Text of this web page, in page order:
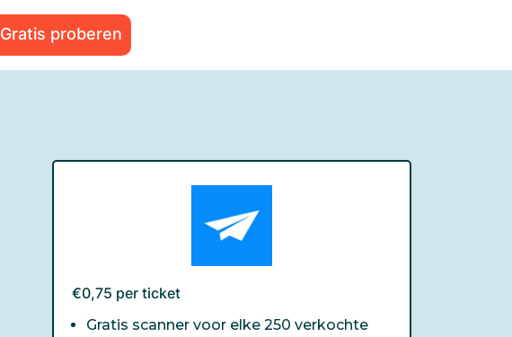
Gratis proberen
€0,75 per ticket
Gratis scanner voor elke 250 verkochte